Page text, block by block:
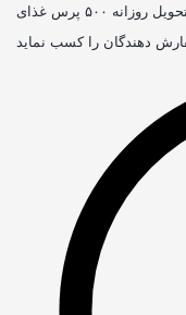
با ارائه انواع غذاهای سنتی و چلوها و امکان تحویل روزانه ۵۰۰ پرس غذای